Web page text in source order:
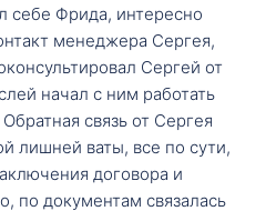
себе Фрида, интересно
менеджера Сергея,
Сергей от
начал с ним работать
связь от Сергея
лишней ваты, все по сути,
договора и
по документам связалась